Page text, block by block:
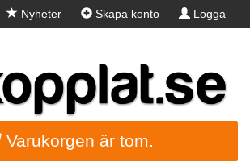
Nyheter Skapa konto Logga
Varukorgen är tom.